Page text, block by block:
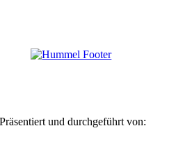
Präsentiert und durchgeführt von: